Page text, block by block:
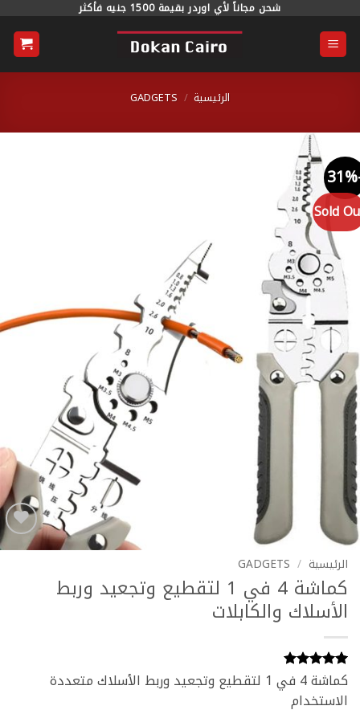
شحن مجاناً لأي اوردر بقيمة 1500 جنيه فأكثر
الرئيسية /
GADGETS
Sold
Add to
الرئيسية GADGETS
كماشة 4 في 1 لتقطيع وتجعيد وربط
الأسلاك والكابلات
تم التقييم
بناءً على
كماشة 4 في 1 لتقطيع وتجعيد وربط الأسلاك متعددة
الاستخدام